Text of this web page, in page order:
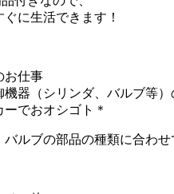
に生活できます！
お仕事
器（シリンダ、バルブ等
ーでおオシゴト＊
ルブの部品の種類に合わ